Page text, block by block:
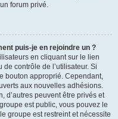
forum privé.
puis-je en rejoindre un ?
en cliquant sur le lien
contrôle de l’utilisateur. Si
bouton approprié. Cependant,
aux nouvelles adhésions.
d’autres peuvent être privés et
est public, vous pouvez le
groupe est restreint et nécessite